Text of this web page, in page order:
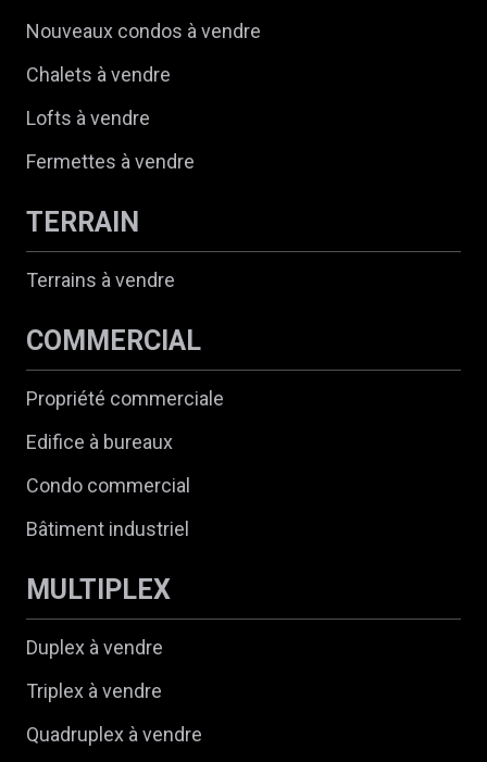
Nouveaux condos à vendre
Chalets à vendre
Lofts à vendre
Fermettes à vendre
TERRAIN
Terrains à vendre
COMMERCIAL
Propriété commerciale
Edifice à bureaux
Condo commercial
Bâtiment industriel
MULTIPLEX
Duplex à vendre
Triplex à vendre
Quadruplex à vendre